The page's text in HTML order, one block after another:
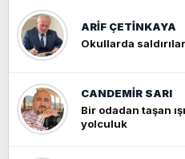
ARIF ÇETİNKAYA
Okullarda
CANDEMIR SARI
Bir odadan taşan
yolculuk